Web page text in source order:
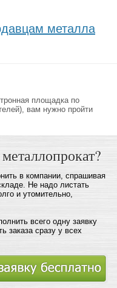
металла
площадка по
вам нужно пройти
в компании, спрашивая
Не надо листать
и утомительно,
всего одну заявку
заказа сразу у всех